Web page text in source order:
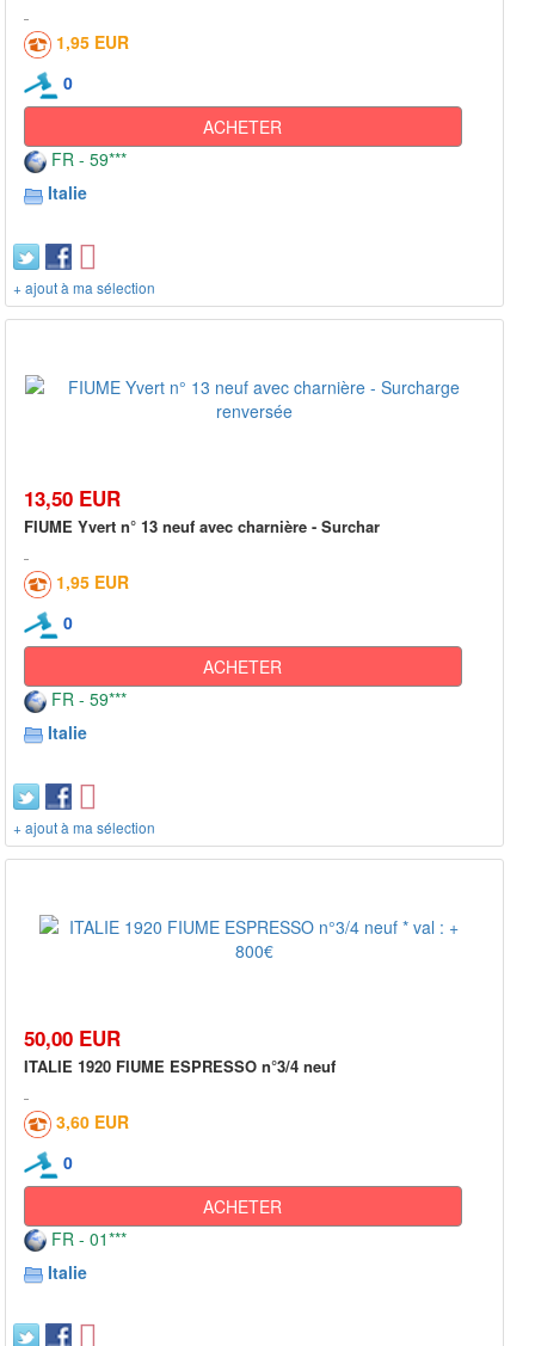
1,95 EUR
0
ACHETER
FR - 59***
Italie
+ ajout à ma sélection
13,50 EUR
FIUME Yvert n° 13 neuf avec charnière - Surchar
1,95 EUR
0
ACHETER
FR - 59***
Italie
+ ajout à ma sélection
50,00 EUR
ITALIE 1920 FIUME ESPRESSO n°3/4 neuf
3,60 EUR
0
ACHETER
FR - 01***
Italie